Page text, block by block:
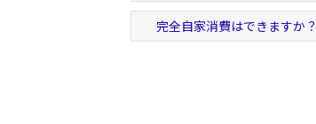
完全自家消費はできますか？